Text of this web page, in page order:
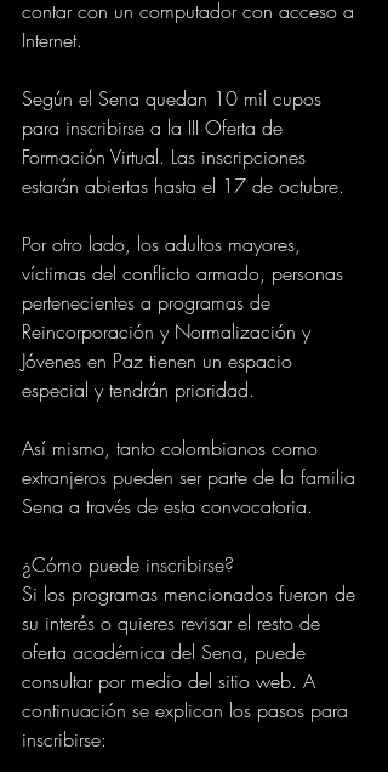
contar con un computador con acceso a
Internet.
Según el Sena quedan 10 mil cupos
para inscribirse a la III Oferta de
Formación Virtual. Las inscripciones
estarán abiertas hasta el 17 de octubre.
Por otro lado, los adultos mayores,
víctimas del conflicto armado, personas
pertenecientes a programas de
Reincorporación y Normalización y
Jóvenes en Paz tienen un espacio
especial y tendrán prioridad.
Así mismo, tanto colombianos como
extranjeros pueden ser parte de la familia
Sena a través de esta convocatoria.
¿Cómo puede inscribirse?
Si los programas mencionados fueron de
su interés o quieres revisar el resto de
oferta académica del Sena, puede
consultar por medio del sitio web. A
continuación se explican los pasos para
inscribirse: